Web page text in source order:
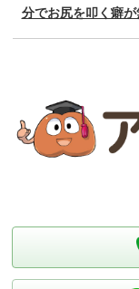
分でお尻を叩く癖が